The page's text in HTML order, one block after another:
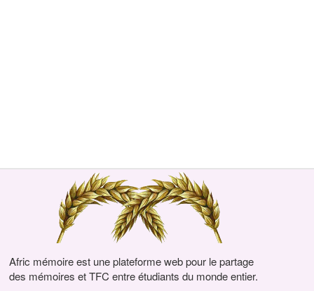
Afric mémoire est une plateforme web pour le partage
des mémoires et TFC entre étudiants du monde entier.